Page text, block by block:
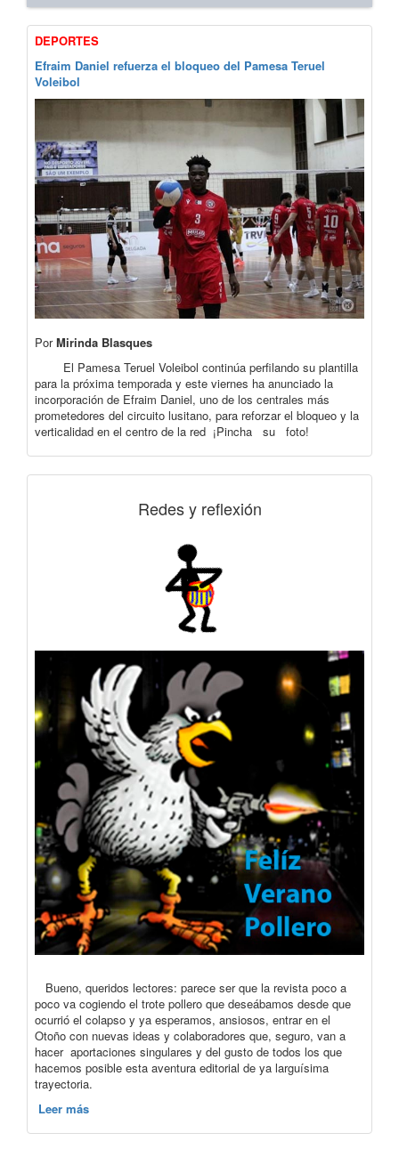
DEPORTES
Efraim Daniel refuerza el bloqueo del Pamesa Teruel
Voleibol
PorMirinda Blasques
El Pamesa Teruel Voleibol continúa perfilando su plantilla
para la próxima temporada y este viernes ha anunciado la
incorporación de Efraim Daniel, uno de los centrales más
prometedores del circuito lusitano, para reforzar el bloqueo y la
verticalidad en el centro de la red ¡Pincha su foto!
Redes y reflexión
Bueno, queridos lectores: parece ser que la revista poco a
poco va cogiendo el trote pollero que deseábamos desde que
ocurrió el colapso y ya esperamos, ansiosos, entrar en el
Otoño con nuevas ideas y colaboradores que, seguro, van a
hacer aportaciones singulares y del gusto de todos los que
hacemos posible esta aventura editorial de ya larguísima
trayectoria.
Leer más